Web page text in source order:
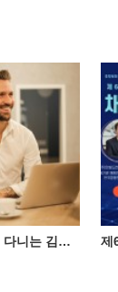
[기획 칼럼] 1. 대기업 다니는 김부장님의 착각